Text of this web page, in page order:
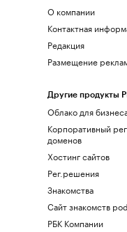
О компании
Контактная
Редакция
Размещение
Другие продукты
Облако для
Корпоративный
доменов
Хостинг сайтов
Рег.решения
Знакомства
Сайт знакомств
РБК Компании